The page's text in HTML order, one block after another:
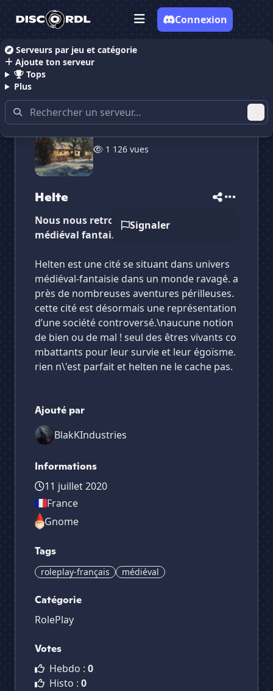
Serveurs par jeu et catégorie
Ajoute ton serveur
Tops
Plus
Connexion
Accueil Serveurs Discord RolePlay
1 126 vues
Helte
Signaler
Nous nous retrouvons dans un univers
médiéval fantaisie
Helten est une cité se situant dans univers
médiéval-fantaisie dans un monde ravagé. a
près de nombreuses aventures périlleuses.
cette cité est désormais une représentation
d’une société controversé.\naucune notion
de bien ou de mal ! seul des êtres vivants co
mbattants pour leur survie et leur égoïsme.
rien n\'est parfait et helten ne le cache pas.
Ajouté par
BlakKIndustries
Informations
11 juillet 2020
France
Gnome
Tags
roleplay-français médiéval
Catégorie
RolePlay
Votes
Hebdo : 0
Histo : 0
Vote pour Helte
Es-tu sûr de vouloir supprimer ton avis de ce
Helte